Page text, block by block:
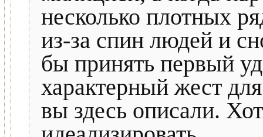
несколько плотных
из-за спин людей и
бы принять первый
характерный жест
вы здесь описали.